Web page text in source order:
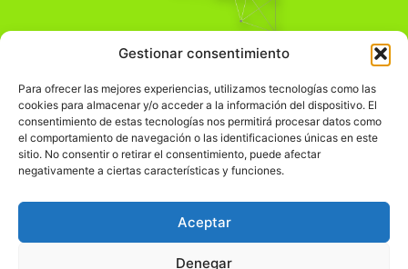
Gestionar consentimiento
Para ofrecer las mejores experiencias, utilizamos tecnologías como las
cookies para almacenar y/o acceder a la información del dispositivo. El
consentimiento de estas tecnologías nos permitirá procesar datos como
el comportamiento de navegación o las identificaciones únicas en este
sitio. No consentir o retirar el consentimiento, puede afectar
negativamente a ciertas características y funciones.
Aceptar
Denegar
Pensamiento Crítico
Comprender el mundo para transformarlo.
Información Legal
჻Política de privacidad
Política de cookies